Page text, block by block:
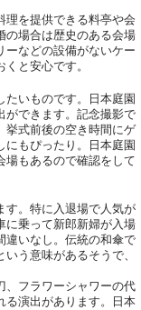
理を提供できる料亭や会
の場合は歴史のある会場
ーなどの設備がないケー
と安心です。
たいものです。日本庭園
ができます。記念撮影で
挙式前後の空き時間にゲ
にもぴったり。日本庭園
場もあるので確認をして
す。特に入退場で人気が
に乗って新郎新婦が入場
違いなし。伝統の和傘で
いう意味があるそうで、
、フラワーシャワーの代
る演出があります。日本